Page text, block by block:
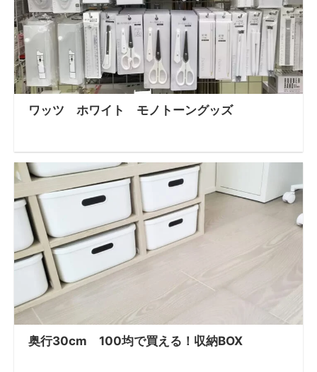
ワッツ ホワイト モノトーングッズ
奥行30cm 100均で買える！収納BOX